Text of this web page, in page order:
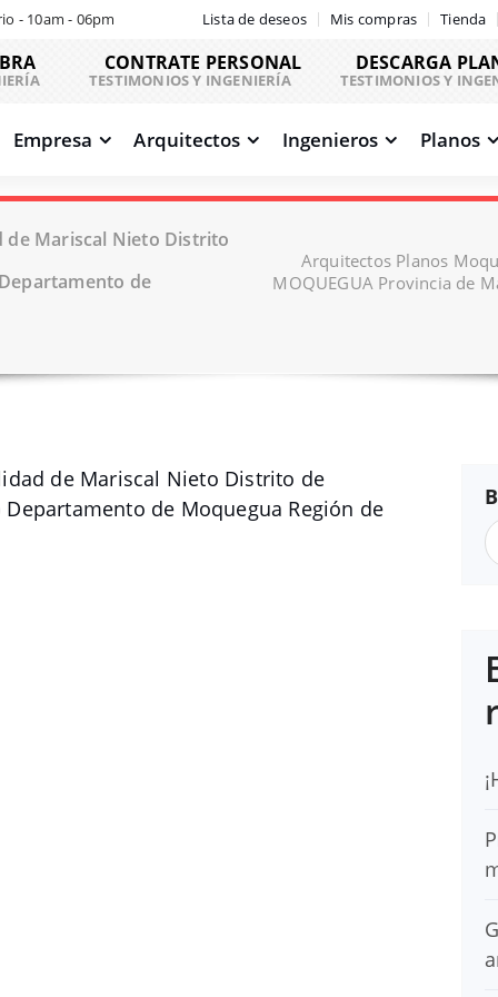
- 10am - 06pm Lista de deseos Mis compras Tienda
CONTRATE PERSONAL
TESTIMONIOS Y INGENIERÍA
DESCARGA
TESTIMONIOS Y
Empresa Arquitectos Ingenieros Planos
Mariscal Nieto Distrito
de
Arquitectos Planos
MOQUEGUA Provincia de
de Mariscal Nieto Distrito de
de Moquegua Región de